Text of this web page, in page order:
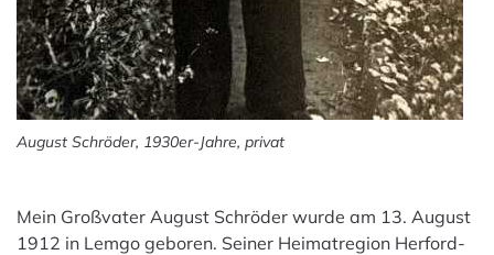
August Schröder, 1930er-Jahre, privat
Mein Großvater August Schröder wurde am 13. August
1912 in Lemgo geboren. Seiner Heimatregion Herford-